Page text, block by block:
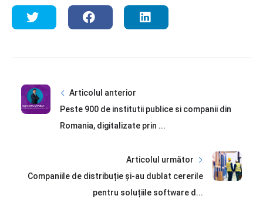
Articolul anterior
Peste 900 de institutii publice si companii din
Romania, digitalizate prin ...
Articolul următor
Companiile de distribuție și-au dublat cererile
pentru soluțiile software d...